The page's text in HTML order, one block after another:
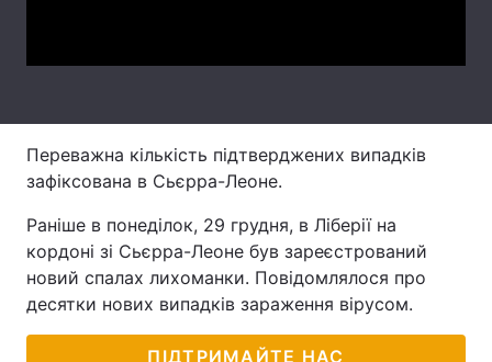
Тема оформлення
Переважна кількість підтверджених випадків
зафіксована в Сьєрра-Леоне.
Раніше в понеділок, 29 грудня, в Ліберії на
кордоні зі Сьєрра-Леоне був зареєстрований
новий спалах лихоманки. Повідомлялося про
десятки нових випадків зараження вірусом.
ПІДТРИМАЙТЕ НАС